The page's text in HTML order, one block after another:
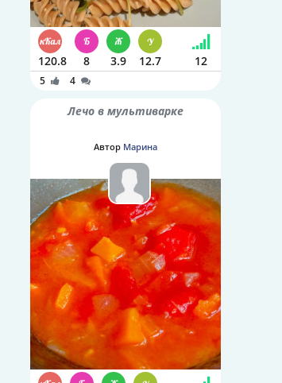
120.8 8 3.9 12.7 12
5 4
Лечо в мультиварке
Автор Марина